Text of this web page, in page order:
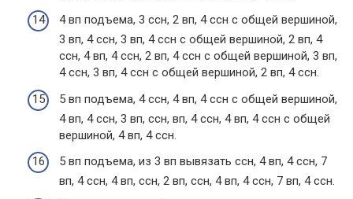
4 вп подъема, 3 ссн, 2 вп, 4 ссн с общей вершиной,
3 вп, 4 ссн, 3 вп, 4 ссн с общей вершиной, 2 вп, 4
ссн, 4 вп, 4 ссн, 2 вп, 4 ссн с общей вершиной, 3 вп,
4 ссн, 3 вп, 4 ссн с общей вершиной, 2 вп, 4 ссн.
5 вп подъема, 4 ссн, 4 вп, 4 ссн с общей вершиной,
4 вп, 4 ссн, 3 вп, ссн, вп, 4 ссн, 4 вп, 4 ссн с общей
вершиной, 4 вп, 4 ссн.
5 вп подъема, из 3 вп вывязать ссн, 4 вп, 4 ссн, 7
вп, 4 ссн, 4 вп, ссн, 2 вп, ссн, 4 вп, 4 ссн, 7 вп, 4 ссн.